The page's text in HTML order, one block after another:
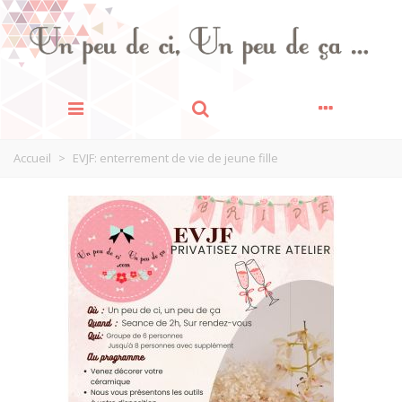
Accueil > EVJF: enterrement de vie de jeune fille